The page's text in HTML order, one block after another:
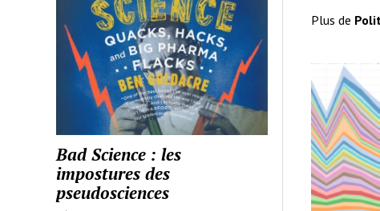
Bad Science : les
impostures des
pseudosciences
Plus de